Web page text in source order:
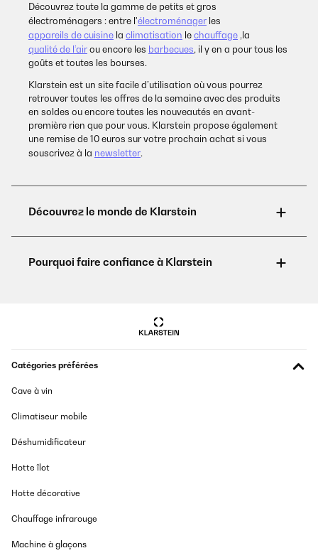
Découvrez toute la gamme de petits et gros
électroménagers : entre l'électroménager les
appareils de cuisine la climatisation lechauffage,la
qualité de l’airou encore les barbecues, il y en a pour tous les
goûts et toutes les bourses.
Klarstein est un site facile d’utilisation où vous pourrez
retrouver toutes les offres de la semaine avec des produits
en soldes ou encore toutes les nouveautés en avant-
première rien que pour vous. Klarstein propose également
une remise de 10 euros sur votre prochain achat si vous
souscrivez à la newsletter.
Catégories préférées
Cave à vin
Climatiseur mobile
Déshumidificateur
Hotte îlot
Hotte décorative
Chauffage infrarouge
Machine à glaçons